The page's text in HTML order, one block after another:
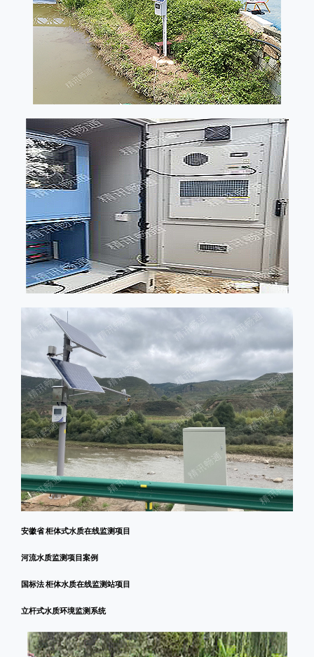
安徽省 柜体式水质在线监测项目
河流水质监测项目案例
国标法 柜体水质在线监测站项目
立杆式水质环境监测系统